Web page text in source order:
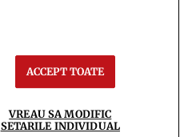
ACCEPT TOATE
VREAU SA MODIFIC
SETARILE INDIVIDUAL